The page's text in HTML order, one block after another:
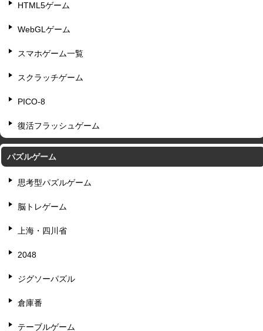
HTML5ゲーム
WebGLゲーム
スマホゲーム一覧
スクラッチゲーム
PICO-8
復活フラッシュゲーム
パズルゲーム
思考型パズルゲーム
脳トレゲーム
上海・四川省
2048
ジグソーパズル
倉庫番
テーブルゲーム